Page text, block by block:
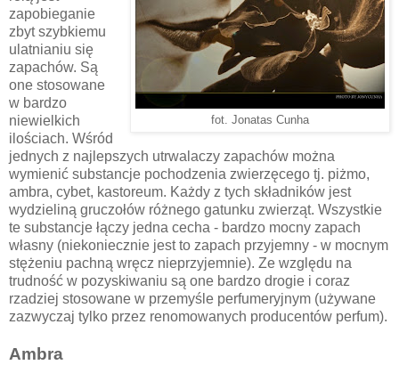
fot. Jonatas Cunha
zapobieganie
zbyt szybkiemu
ulatnianiu się
zapachów. Są
one stosowane
w bardzo
niewielkich
ilościach. Wśród
jednych z najlepszych utrwalaczy zapachów można
wymienić substancje pochodzenia zwierzęcego tj. piżmo,
ambra, cybet, kastoreum. Każdy z tych składników jest
wydzieliną gruczołów różnego gatunku zwierząt. Wszystkie
te substancje łączy jedna cecha - bardzo mocny zapach
własny (niekoniecznie jest to zapach przyjemny - w mocnym
stężeniu pachną wręcz nieprzyjemnie). Ze względu na
trudność w pozyskiwaniu są one bardzo drogie i coraz
rzadziej stosowane w przemyśle perfumeryjnym (używane
zazwyczaj tylko przez renomowanych producentów perfum).
Ambra